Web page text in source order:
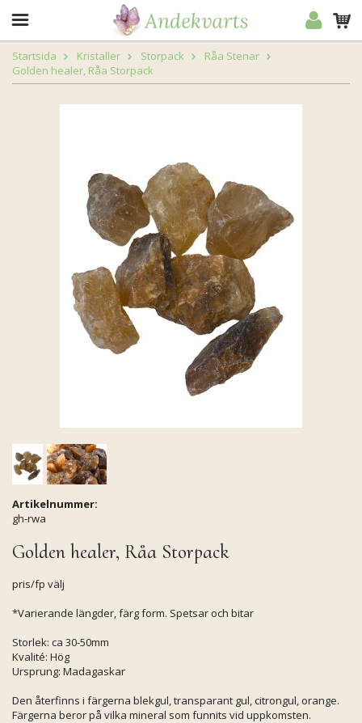
Startsida Kristaller Storpack
Råa Stenar
Golden healer, Råa Storpack
Artikelnummer:
gh-rwa
Golden healer, Råa Storpack
pris/fp välj
*Varierande längder, färg form. Spetsar och bitar
Storlek: ca 30-50mm
Kvalité: Hög
Ursprung: Madagaskar
Den återfinns i färgerna blekgul, transparant gul, citrongul, orange.
Färgerna beror på vilka mineral som funnits vid uppkomsten.